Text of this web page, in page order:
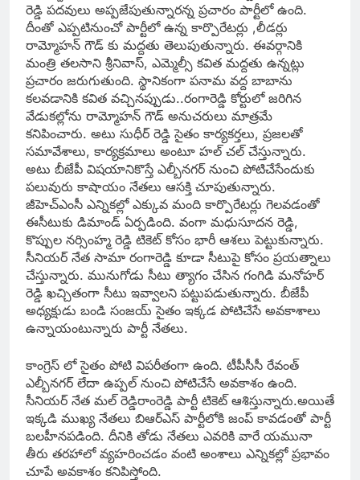
రెడ్డి పదవులు అప్పజేపుతున్నారన్న ప్రచారం పార్టీలో ఉంది.
దీంతో ఎప్పటినుంచో పార్టీలో ఉన్న కార్పొరేటర్లు ,లీడర్లు
రామ్మోహన్‌ గౌడ్‌ కు మద్దతు తెలుపుతున్నారు. ఈవర్గానికి
మంత్రి తలసాని శ్రీనివాస్‌, ఎమ్మెల్సీ కవిత మద్దతు ఉన్నట్లు
ప్రచారం జరుగుతుంది. స్థానికంగా పనామ వద్ద బాబాను
కలవడానికి కవిత వచ్చినప్పుడు..రంగారెడ్డి కోర్టులో జరిగిన
వేడుకల్లోను రామ్మోహన్‌ గౌడ్‌ అనుచరులు మాత్రమే
కనిపించారు. అటు సుధీర్ రెడ్డి సైతం కార్య‌క‌ర్త‌లు, ప్ర‌జ‌ల‌తో
స‌మావేశాలు, కార్య‌క్ర‌మాలు అంటూ హ‌ల్ చ‌ల్ చేస్తున్నారు.
అటు బీజేపీ విష‌యానికొస్తే ఎల్బీనగర్‌ నుంచి పోటిచేసేందుకు
పలువురు కాషాయం నేతలు ఆసక్తి చూపుతున్నారు.
జీహెచ్‌ఎంసీ ఎన్నికల్లో ఎక్కువ మంది కార్పొరేటర్లు గెలవడంతో
ఈసీటుకు డిమాండ్‌ ఏర్పడింది. వంగా మధుసూదన రెడ్డి,
కొప్పుల నర్సింహ్మ రెడ్డి టికెట్‌ కోసం భారీ ఆశలు పెట్టుకున్నారు.
సీనియర్‌ నేత సామా రంగారెడ్డి కూడా సీటుపై కోసం ప్రయత్నాలు
చేస్తున్నారు. మునుగోడు సీటు త్యాగం చేసిన గంగిడి మనోహర్‌
రెడ్డి ఖచ్చితంగా సీటు ఇవ్వాలని పట్టుపడుతున్నారు. బీజేపీ
అధ్యక్షుడు బండి సంజయ్‌ సైతం ఇక్కడ పోటిచేసే అవకాశాలు
ఉన్నాయంటున్నారు పార్టీ నేతలు.
కాంగ్రెస్‌ లో సైతం పోటి విపరీతంగా ఉంది. టీపీసీసీ రేవంత్‌
ఎల్బీనగర్‌ లేదా ఉప్పల్‌ నుంచి పోటిచేసే అవకాశం ఉంది.
సీనియర్‌ నేత మల్‌ రెడ్డిరాంరెడ్డి పార్టీ టికెట్‌ ఆశిస్తున్నారు.అయితే
ఇక్కడి ముఖ్య నేత‌లు బిఆర్ఎస్ పార్టీలోకి జంప్ కావ‌డంతో పార్టీ
బ‌ల‌హీన‌ప‌డింది. దీనికి తోడు నేత‌లు ఎవ‌రికి వారే యమునా
తీరు త‌ర‌హాలో వ్య‌హ‌రించ‌డం వంటి అంశాలు ఎన్నిక‌ల్లో ప్ర‌భావం
చూపే అవ‌కాశం క‌నిపిస్తోంది.